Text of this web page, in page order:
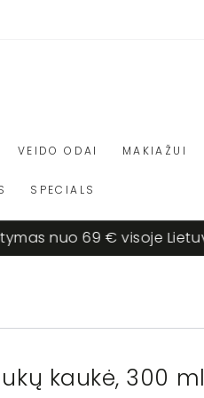
VEIDO ODAI MAKIAŽUI
SPECIALS
69 € visoje Lietuvoje!
kaukė, 300 ml